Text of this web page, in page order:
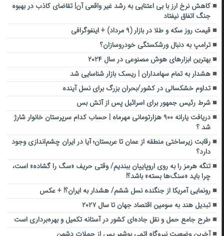
کاهش نرخ ارز با بی اعتنایی به رشد غیر واقعی آن| تقاضای کاذب در بهبوه
جنگ اتفاق نیفتاد
قیمت روز سکه و طلا در بازار (۹ مرداد) + اینفوگرافی
ترامپ به دنبال ورشکستگی خودروسازان؟
بهترین ابزارهای هوش مصنوعی در سال ۲۰۲۴
هشدار به تمام سهامداران | ریسک بازار شناسایی شد
تداوم خشکسالی در کشور/بحران بزرگ برای نسل آینده
شرط رئیس جمهور برای اسرائیل پس از آتش بس
دریافت یارانه ۹۰۰ هزارتومانی مهرماه | حساب کدام سرپرستان خانوار شارژ
شد ؟
رقابت زیرساختی منطقه از عمان تا عربستان؛ آیا در ایران چشم‌اندازی وجود
دارد؟
تنگه هرمز را به روی اروپاییان ببندیم/ وقتی حریف «‌سگ را گشاده» است،
چرا باید «‌سنگ‌ها بسته» باشد؟!
رونمایی آمریکا از جنگنده نسل ششم/ هشدار به ایران؟! + عکس
تبدیل هند به سومین اقتصاد جهان تا سال ۲۰۲۷
طرح جامع حمل و نقل جاده‌ای کشور در آستانه تکمیل و بهره‌برداری است